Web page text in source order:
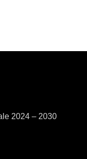
2024 – 2030